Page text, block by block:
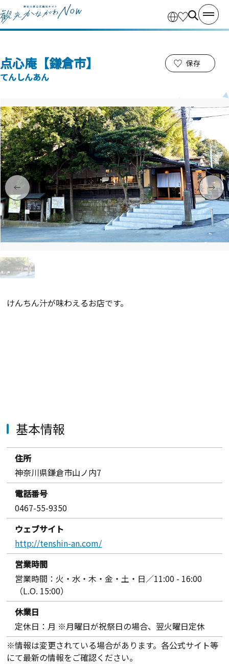
点心庵【鎌倉市】
てんしんあん
保存
けんちん汁が味わえるお店です。
基本情報
住所
神奈川県鎌倉市山ノ内7
電話番号
0467-55-9350
ウェブサイト
http://tenshin-an.com/
営業時間
営業時間：火・水・木・金・土・日／11:00 - 16:00
（L.O. 15:00）
休業日
定休日：月 ※月曜日が祝祭日の場合、翌火曜日定休
※情報は変更されている場合があります。各公式サイト等
にて最新の情報をご確認ください。